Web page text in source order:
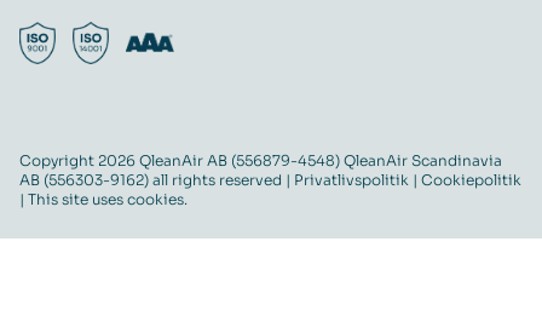
Copyright 2026 QleanAir AB (556879-4548) QleanAir Scandinavia
AB (556303-9162) all rights reserved | Privatlivspolitik | Cookiepolitik
| This site uses cookies.